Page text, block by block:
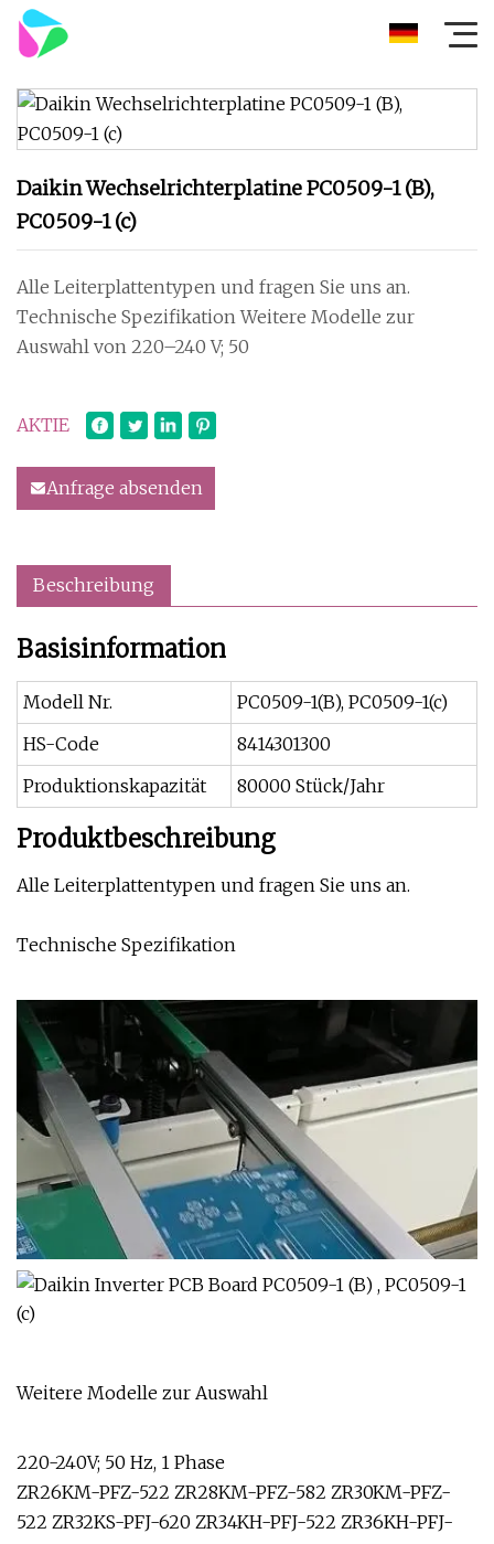
Daikin Wechselrichterplatine PC0509-1 (B),
PC0509-1 (c)
Alle Leiterplattentypen und fragen Sie uns an.
Technische Spezifikation Weitere Modelle zur
Auswahl von 220–240 V; 50
AKTIE
Anfrage absenden
Beschreibung
Basisinformation
Modell Nr.
PC0509-1(B), PC0509-1(c)
HS-Code
8414301300
Produktionskapazität
80000 Stück/Jahr
Produktbeschreibung
Alle Leiterplattentypen und fragen Sie uns an.
Technische Spezifikation
Weitere Modelle zur Auswahl
220-240V; 50 Hz, 1 Phase
ZR26KM-PFZ-522 ZR28KM-PFZ-582 ZR30KM-PFZ-
522 ZR32KS-PFJ-620 ZR34KH-PFJ-522 ZR36KH-PFJ-